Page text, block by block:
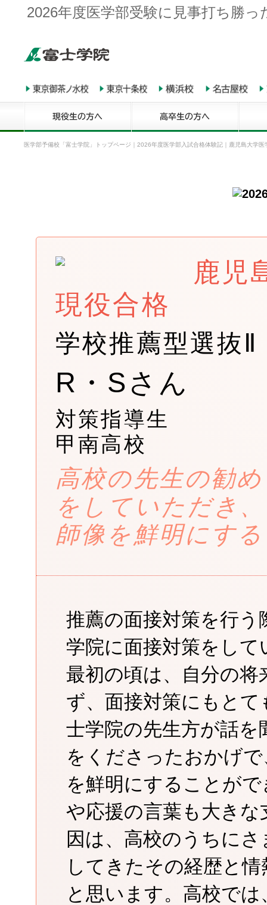
2026年度医学部受験に見事打ち勝
医学部予備校「富士学院」トップページ 2026年度医学部入試合格体験記 鹿児島大学医
鹿児
現役合格
学校推薦型選抜Ⅱ
R・Sさん
対策指導生
甲南高校
高校の先生の勧
をしていただき
師像を鮮明にす
推薦の面接対策を行
学院に面接対策をし
最初の頃は、自分の
ず、面接対策にもと
士学院の先生方が話
をくださったおかげ
を鮮明にすることが
や応援の言葉も大き
因は、高校のうちに
してきたその経歴と
と思います。高校で